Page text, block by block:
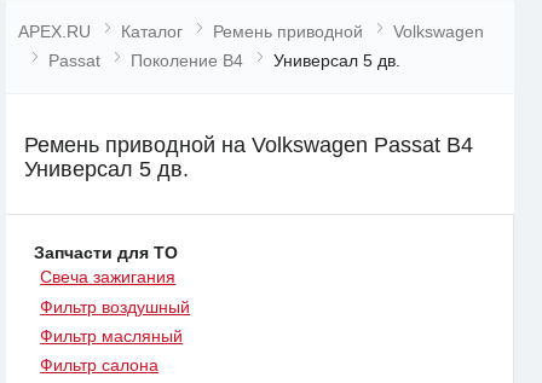
APEX.RU Каталог Ремень приводной
Volkswagen
Passat
Поколение B4 Универсал 5 дв.
Ремень приводной на Volkswagen Passat B4
Универсал 5 дв.
Запчасти для ТО
Свеча зажигания
Фильтр воздушный
Фильтр масляный
Фильтр салона